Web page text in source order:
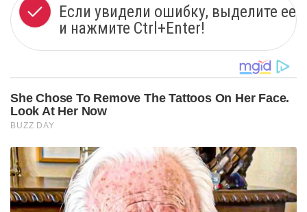
Если увидели ошибку, выделите ее
и нажмите Ctrl+Enter!
She Chose To Remove The Tattoos On Her Face.
Look At Her Now
BUZZ DAY